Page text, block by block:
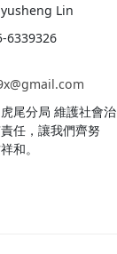
Lin
6339326
尾分局 維護社會治
任，讓我們齊努
和。